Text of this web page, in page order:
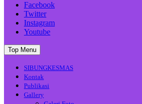
Facebook
Twitter
Instagram
Youtube
Top Menu
SIBUNGKESMAS
Kontak
Publikasi
Gallery